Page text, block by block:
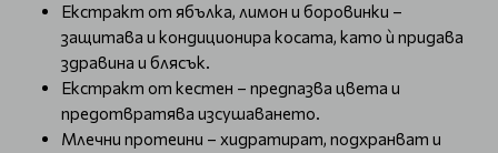
Екстракт от ябълка, лимон и боровинки –
защитава и кондиционира косата, като ѝ придава
здравина и блясък.
Екстракт от кестен – предпазва цвета и
предотвратява изсушаването.
Млечни протеини – хидратират, подхранват и